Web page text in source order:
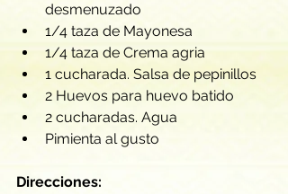
desmenuzado
1/4 taza de Mayonesa
1/4 taza de Crema agria
1 cucharada. Salsa de pepinillos
2 Huevos para huevo batido
2 cucharadas. Agua
Pimienta al gusto
Direcciones: